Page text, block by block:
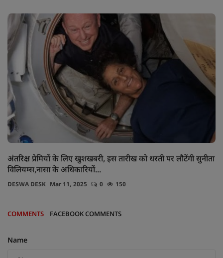
अंतरिक्ष प्रेमियों के लिए खुशखबरी, इस तारीख को धरती पर लौटेंगी सुनीता
विलियम्स,नासा के अधिकारियों...
DESWA DESK Mar 11, 2025 0 150
COMMENTS FACEBOOK COMMENTS
Name